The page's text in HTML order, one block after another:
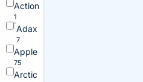
Action
1
Adax
7
Apple
75
Arctic